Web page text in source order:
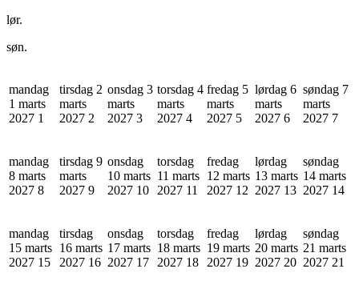
lør.
søn.
mandag
1 marts
2027 1
tirsdag 2
marts
2027 2
onsdag 3
marts
2027 3
torsdag 4
marts
2027 4
fredag 5
marts
2027 5
lørdag 6
marts
2027 6
søndag 7
marts
2027 7
mandag
8 marts
2027 8
tirsdag 9
marts
2027 9
onsdag
10 marts
2027 10
torsdag
11 marts
2027 11
fredag
12 marts
2027 12
lørdag
13 marts
2027 13
søndag
14 marts
2027 14
mandag
15 marts
2027 15
tirsdag
16 marts
2027 16
onsdag
17 marts
2027 17
torsdag
18 marts
2027 18
fredag
19 marts
2027 19
lørdag
20 marts
2027 20
søndag
21 marts
2027 21